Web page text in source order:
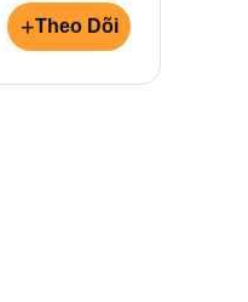
+Theo Dõi